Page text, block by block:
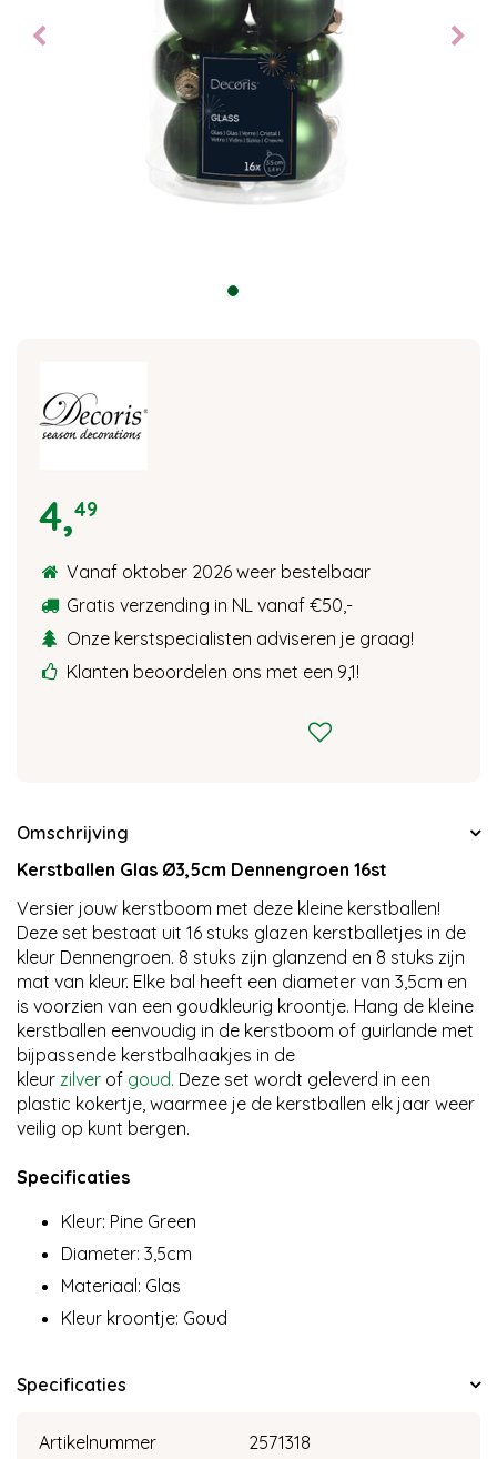
4,49
Vanaf oktober 2026 weer bestelbaar
Gratis verzending in NL vanaf €50,-
Onze kerstspecialisten adviseren je graag!
Klanten beoordelen ons met een 9,1!
Omschrijving
Kerstballen Glas Ø3,5cm Dennengroen 16st
Versier jouw kerstboom met deze kleine kerstballen!
Deze set bestaat uit 16 stuks glazen kerstballetjes in de
kleur Dennengroen. 8 stuks zijn glanzend en 8 stuks zijn
mat van kleur. Elke bal heeft een diameter van 3,5cm en
is voorzien van een goudkleurig kroontje. Hang de kleine
kerstballen eenvoudig in de kerstboom of guirlande met
bijpassende kerstbalhaakjes in de
kleur zilver of goud. Deze set wordt geleverd in een
plastic kokertje, waarmee je de kerstballen elk jaar weer
veilig op kunt bergen.
Specificaties
Kleur: Pine Green
Diameter: 3,5cm
Materiaal: Glas
Kleur kroontje: Goud
Specificaties
Artikelnummer 2571318